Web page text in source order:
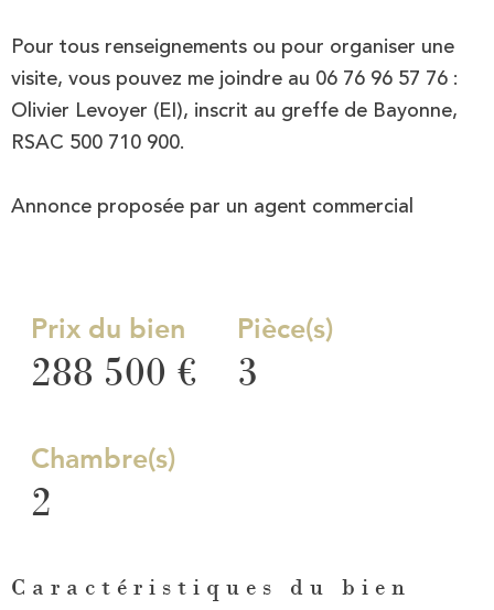
Pour tous renseignements ou pour organiser une
visite, vous pouvez me joindre au 06 76 96 57 76 :
Olivier Levoyer (EI), inscrit au greffe de Bayonne,
RSAC 500 710 900.
Annonce proposée par un agent commercial
Prix du bien
288 500 €
Pièce(s)
3
Chambre(s)
2
Caractéristiques du bien